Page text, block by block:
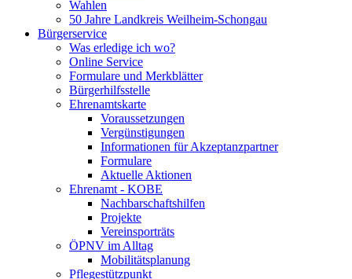
Wahlen
50 Jahre Landkreis Weilheim-Schongau
Bürgerservice
Was erledige ich wo?
Online Service
Formulare und Merkblätter
Bürgerhilfsstelle
Ehrenamtskarte
Voraussetzungen
Vergünstigungen
Informationen für Akzeptanzpartner
Formulare
Aktuelle Aktionen
Ehrenamt - KOBE
Nachbarschaftshilfen
Projekte
Vereinsporträts
ÖPNV im Alltag
Mobilitätsplanung
Pflegestützpunkt